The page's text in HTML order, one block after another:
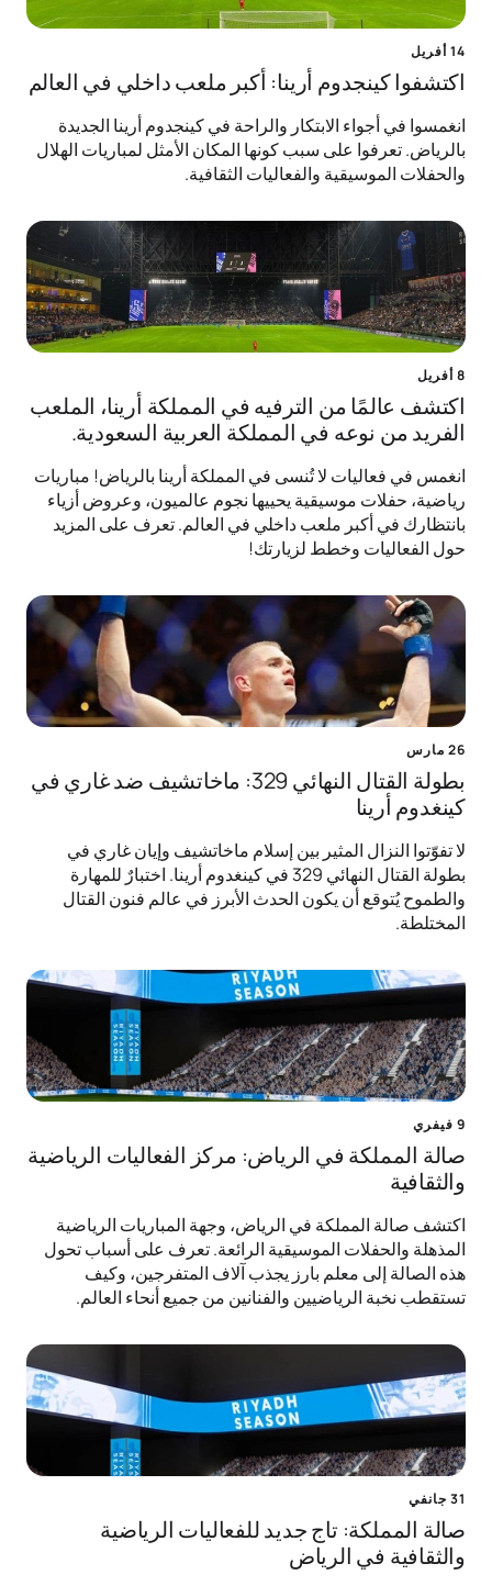
14 أفريل
اكتشفوا كينجدوم أرينا: أكبر ملعب داخلي في العالم
انغمسوا في أجواء الابتكار والراحة في كينجدوم أرينا الجديدة
بالرياض. تعرفوا على سبب كونها المكان الأمثل لمباريات الهلال
والحفلات الموسيقية والفعاليات الثقافية.
8 أفريل
اكتشف عالمًا من الترفيه في المملكة أرينا، الملعب
الفريد من نوعه في المملكة العربية السعودية.
انغمس في فعاليات لا تُنسى في المملكة أرينا بالرياض! مباريات
رياضية، حفلات موسيقية يحييها نجوم عالميون، وعروض أزياء
بانتظارك في أكبر ملعب داخلي في العالم. تعرف على المزيد
حول الفعاليات وخطط لزيارتك!
26 مارس
بطولة القتال النهائي 329: ماخاتشيف ضد غاري في
كينغدوم أرينا
لا تفوّتوا النزال المثير بين إسلام ماخاتشيف وإيان غاري في
بطولة القتال النهائي 329 في كينغدوم أرينا. اختبارٌ للمهارة
والطموح يُتوقع أن يكون الحدث الأبرز في عالم فنون القتال
المختلطة.
9 فيفري
صالة المملكة في الرياض: مركز الفعاليات الرياضية
والثقافية
اكتشف صالة المملكة في الرياض، وجهة المباريات الرياضية
المذهلة والحفلات الموسيقية الرائعة. تعرف على أسباب تحول
هذه الصالة إلى معلم بارز يجذب آلاف المتفرجين، وكيف
تستقطب نخبة الرياضيين والفنانين من جميع أنحاء العالم.
31 جانفي
صالة المملكة: تاج جديد للفعاليات الرياضية
والثقافية في الرياض